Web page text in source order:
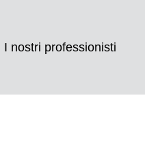
I nostri professionisti